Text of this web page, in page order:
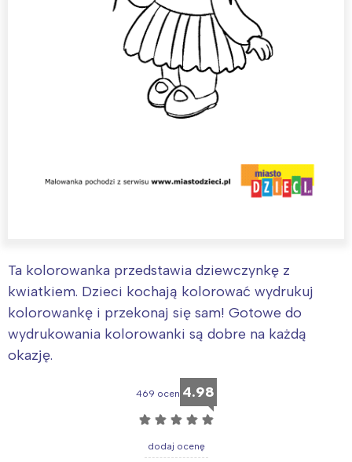
Ta kolorowanka przedstawia dziewczynkę z
kwiatkiem. Dzieci kochają kolorować wydrukuj
kolorowankę i przekonaj się sam! Gotowe do
wydrukowania kolorowanki są dobre na każdą
okazję.
469 ocen 4.98
☆ ☆ ☆ ☆ ☆
dodaj ocenę